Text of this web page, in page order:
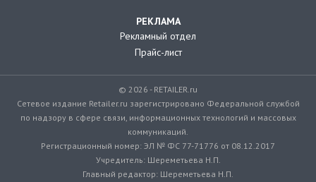
РЕКЛАМА
Рекламный отдел
Прайс-лист
© 2026 - RETAILER.ru
Сетевое издание Retailer.ru зарегистрировано Федеральной службой
по надзору в сфере связи, информационных технологий и массовых
коммуникаций.
Регистрационный номер: ЭЛ № ФС 77-71776 от 08.12.2017
Учредитель: Шереметьева Н.П.
Главный редактор: Шереметьева Н.П.